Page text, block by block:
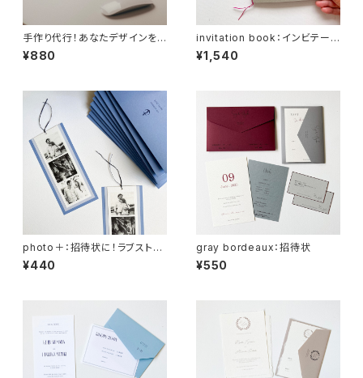
手作り代行！あなたデザインを
形に：any items♡
¥880
invitation book：インビテーシ
ョンブック
¥1,540
photo＋：招待状に！ラブストー
リー
¥440
gray bordeaux：招待状
¥550